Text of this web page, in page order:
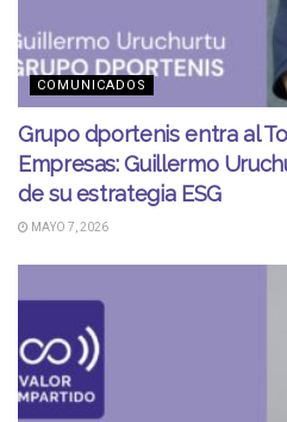
COMUNICADOS
Grupo dportenis entra al
Empresas: Guillermo
de su estrategia ESG
MAYO 7, 2026